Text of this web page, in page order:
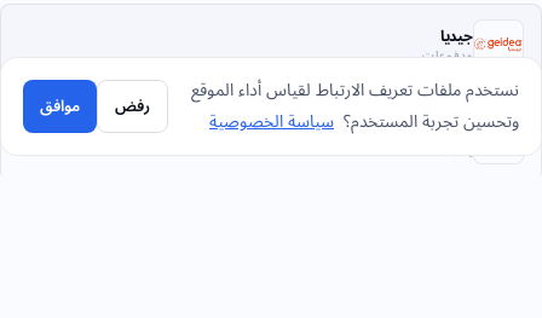
جيديا
مدفوعات
آيزو 20000-1
نستخدم ملفات تعريف الارتباط لقياس أداء الموقع
وتحسين تجربة المستخدم؟ سياسة الخصوصية رفض موافق